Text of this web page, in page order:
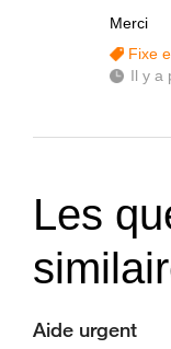
Merci
Fixe
Il y a
Les
Aide urgent